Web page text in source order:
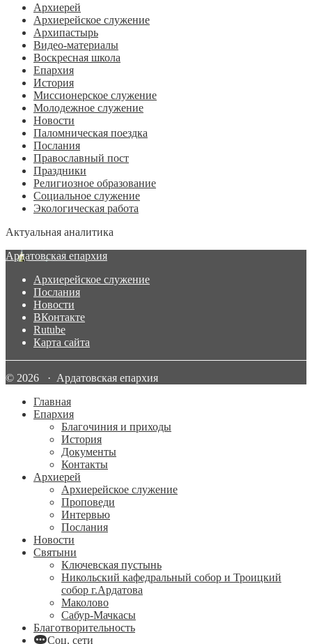
Архиерей
Архиерейское служение
Архипастырь
Видео-материалы
Воскресная школа
Епархия
История
Миссионерское служение
Молодежное служение
Новости
Паломническая поездка
Послания
Православный пост
Праздники
Религиозное образование
Социальное служение
Экологическая работа
Актуальная аналитика
Ардатовская епархия
Архиерейское служение
Послания
Новости
ВКонтакте
Rutube
Карта сайта
© 2026 · Ардатовская епархия
Главная
Епархия
Благочиния и приходы
История
Документы
Контакты
Архиерей
Архиерейское служение
Проповеди
Интервью
Послания
Новости
Святыни
Ключевская пустынь
Никольский кафедральный собор и Троицкий
собор г.Ардатова
Маколово
Сабур-Мачкасы
Благотворительность
Соц. сети